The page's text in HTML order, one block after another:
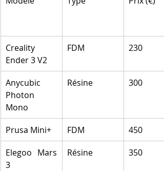
Creality
Ender 3 V2
FDM 230
Anycubic
Photon
Mono
Résine 300
Prusa Mini+ FDM
450
Elegoo Mars
3
Résine 350